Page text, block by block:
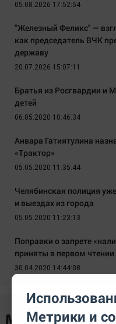
05.08.2026 17:52:54
"Железный Феликс" —
как председатель ВЧК
державу
20.07.2026 15:07:11
Братья из Росгвардии и
детей
06.05.2020 10:46:34
Анвара Гатиятулина
«Трактор»
05.05.2020 11:35:44
Челябинская полиция
и выездах из города
05.05.2020 11:23:13
Поправки о запрете
приняты в первом чтении
30.04.2020 14:44:08
Метрики и